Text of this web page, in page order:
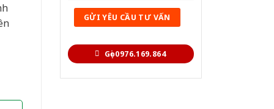
Gọi 0976.169.864